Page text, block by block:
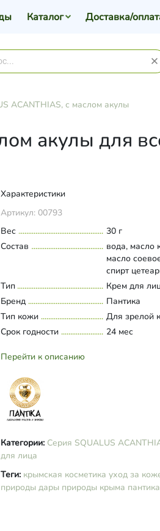
Каталог Доставка/
ACANTHIAS, с маслом акулы
акулы для
Характеристики
Артикул: 00793
Вес
30 г
Состав
вода, масло
масло
спирт
глицерин
сорбиновая,
Развернуть
Тип
Крем для
Бренд
Пантика
Тип кожи
Для зрелой
Срок годности
24 мес
Перейти к описанию
Категории: Серия SQUALUS
для лица
Теги: крымская косметика уход за
природы дары природы крыма пантика